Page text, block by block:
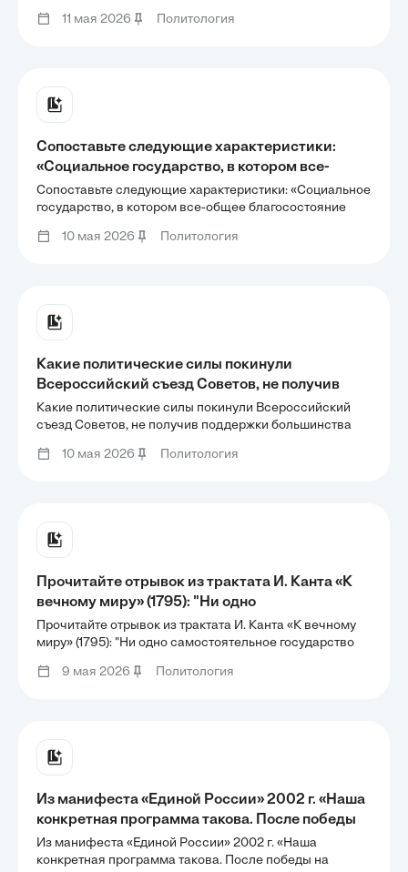
автомобилистов о принятии городским
группы автомобилистов о принятии городским советом
11 мая 2026 Политология
Сопоставьте следующие характеристики:
«Социальное государство, в котором все-
общее благосостояние обеспечивается за счет
создания экономической системы, полностью
управляемой и организуемой им»;
«Современное понимание социального
Сопоставьте следующие характеристики: «Социальное
государство, в котором все-общее благосостояние
системы, полностью управляемой и организуемой им»;
10 мая 2026 Политология
Какие политические силы покинули
Всероссийский съезд Советов, не получив
поддержки большинства депегатов?
Какие политические силы покинули Всероссийский
съезд Советов, не получив поддержки большинства
10 мая 2026
Политология
Прочитайте отрывок из трактата И. Канта «К
вечному миру» (1795): "Ни одно
самостоятельное государство (большое или
малое, это безразлично) ни по наследству, ни в
результате обмена, купли или дарения не
должно быть приобретено другим
Прочитайте отрывок из трактата И. Канта «К вечному
миру» (1795): "Ни одно самостоятельное государство
наследству, ни в результате обмена, купли или дарения
9 мая 2026 Политология
Из манифеста «Единой России» 2002 г. «Наша
конкретная программа такова. После победы
на выборах в декабре 2003 г., сразу, в 2004 г.,
начнётся: программа модернизации
Из манифеста «Единой России» 2002 г. «Наша
конкретная программа такова. После победы на